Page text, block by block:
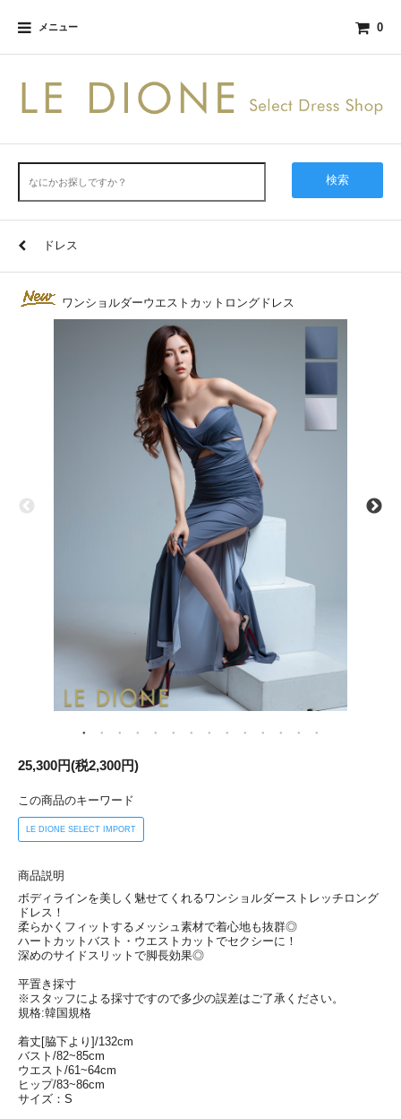
メニュー 0
検索
ドレス
ワンショルダーウエストカットロングドレス
25,300円(税2,300円)
この商品のキーワード
LE DIONE SELECT IMPORT
商品説明
ボディラインを美しく魅せてくれるワンショルダーストレッチロング
ドレス！
柔らかくフィットするメッシュ素材で着心地も抜群◎
ハートカットバスト・ウエストカットでセクシーに！
深めのサイドスリットで脚長効果◎
平置き採寸
※スタッフによる採寸ですので多少の誤差はご了承ください。
規格:韓国規格
着丈[脇下より]/132cm
バスト/82~85cm
ウエスト/61~64cm
ヒップ/83~86cm
サイズ：S